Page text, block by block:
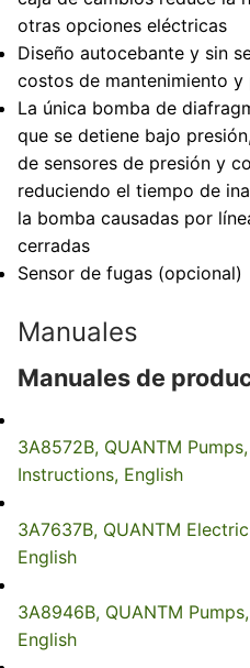
otras opciones eléctricas
Diseño autocebante y sin
costos de mantenimiento y
La única bomba de
que se detiene bajo
de sensores de presión y
reduciendo el tiempo de
la bomba causadas por
cerradas
Sensor de fugas (opcional)
Manuales
Manuales de
3A8572B, QUANTM
Instructions, English
3A7637B, QUANTM
English
3A8946B, QUANTM
English